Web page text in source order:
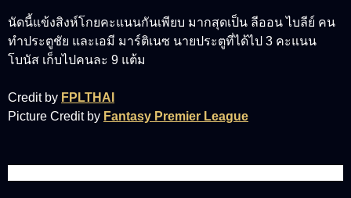
นัดนี้แข้งสิงห์โกยคะแนนกันเพียบ มากสุดเป็น ลีออน ไบลีย์ คน
ทำประตูชัย และเอมี มาร์ติเนซ นายประตูที่ได้ไป 3 คะแนน
โบนัส เก็บไปคนละ 9 แต้ม
Credit by FPLTHAI
Picture Credit by Fantasy Premier League